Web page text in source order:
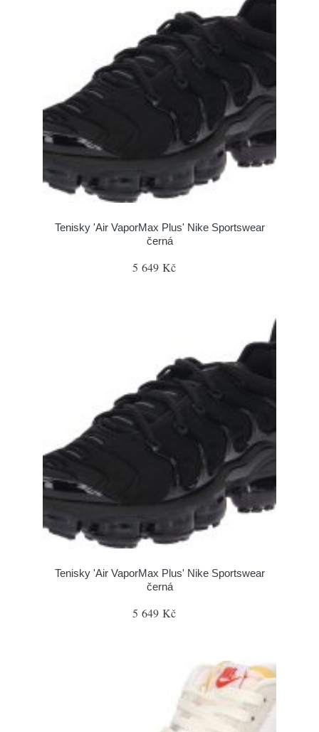
Tenisky 'Air VaporMax Plus' Nike Sportswear
černá
5 649 Kč
Tenisky 'Air VaporMax Plus' Nike Sportswear
černá
5 649 Kč